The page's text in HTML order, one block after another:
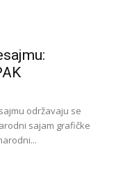
održavaju se
sajam grafičke